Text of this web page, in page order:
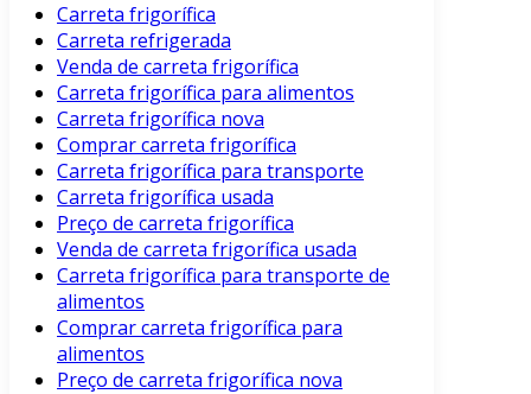
Carreta frigorífica
Carreta refrigerada
Venda de carreta frigorífica
Carreta frigorífica para alimentos
Carreta frigorífica nova
Comprar carreta frigorífica
Carreta frigorífica para transporte
Carreta frigorífica usada
Preço de carreta frigorífica
Venda de carreta frigorífica usada
Carreta frigorífica para transporte de
alimentos
Comprar carreta frigorífica para
alimentos
Preço de carreta frigorífica nova